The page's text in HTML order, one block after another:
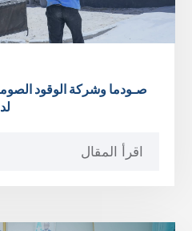
صـودما وشركة الوقود
اقرأ المقال